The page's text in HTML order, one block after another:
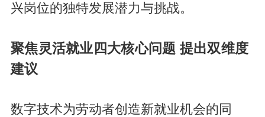
兴岗位的独特发展潜力与挑战。
聚焦灵活就业四大核心问题 提出双维度
建议
数字技术为劳动者创造新就业机会的同